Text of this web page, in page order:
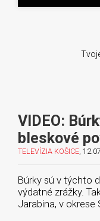
VIDEO:
bleskové
TELEVÍZIA KOŠICE,
Búrky sú v týchto
výdatné zrážky.
Jarabina, v okrese